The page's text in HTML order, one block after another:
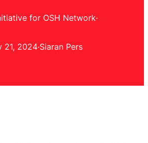
for OSH Network·
21, 2024·Siaran Pers